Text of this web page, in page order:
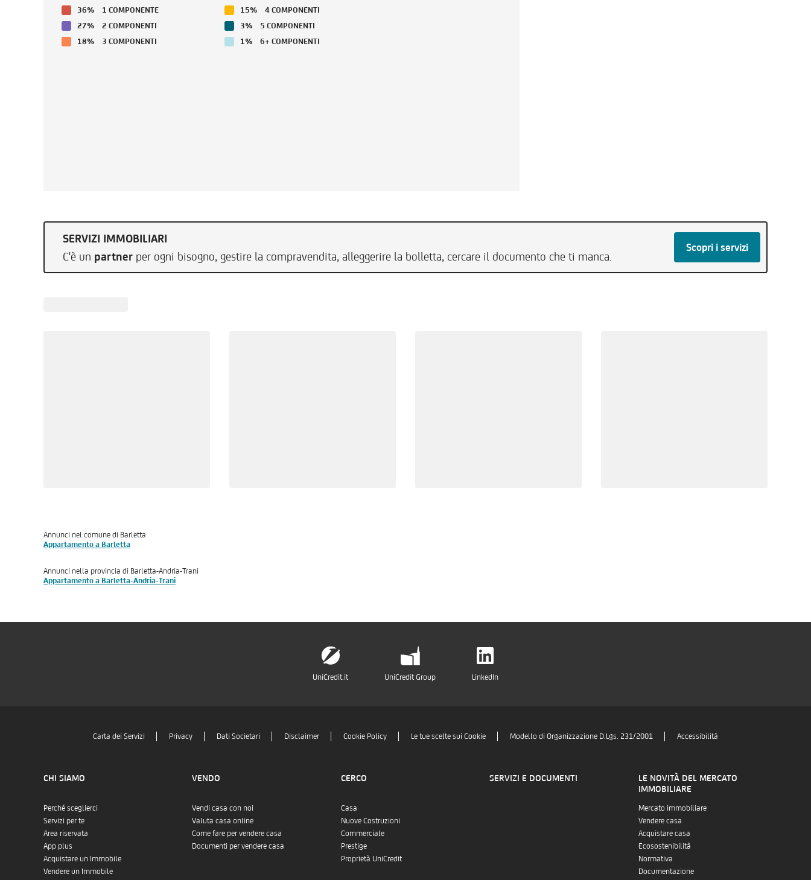
36%
1 COMPONENTE
27%
2 COMPONENTI
18%
3 COMPONENTI
15%
4 COMPONENTI
3%
5 COMPONENTI
1%
6+ COMPONENTI
SERVIZI IMMOBILIARI
C'è un partner per ogni bisogno, gestire la compravendita, alleggerire la bolletta, cercare il documento che ti manca.
Scopri i servizi
Annunci nel comune di Barletta
Appartamento a Barletta
Annunci nella provincia di Barletta-Andria-Trani
Appartamento a Barletta-Andria-Trani
UniCredit.it UniCredit Group LinkedIn
Carta dei Servizi Privacy Dati Societari Disclaimer Cookie Policy Le tue scelte sui Cookie Modello di Organizzazione D.Lgs. 231/2001 Accessibilità
CHI SIAMO
Perché sceglierci
Servizi per te
Area riservata
App plus
Acquistare un Immobile
Vendere un Immobile
VENDO
Vendi casa con noi
Valuta casa online
Come fare per vendere casa
Documenti per vendere casa
CERCO
Casa
Nuove Costruzioni
Commerciale
Prestige
Proprietà UniCredit
SERVIZI E DOCUMENTI
LE NOVITÀ DEL MERCATO
IMMOBILIARE
Mercato immobiliare
Vendere casa
Acquistare casa
Ecosostenibilità
Normativa
Documentazione